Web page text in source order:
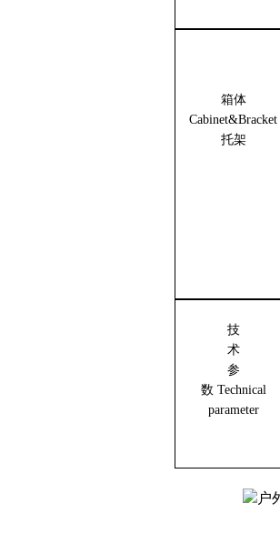
箱体
Cabinet&Bracket
托架
技
术
参
数 Technical
parameter